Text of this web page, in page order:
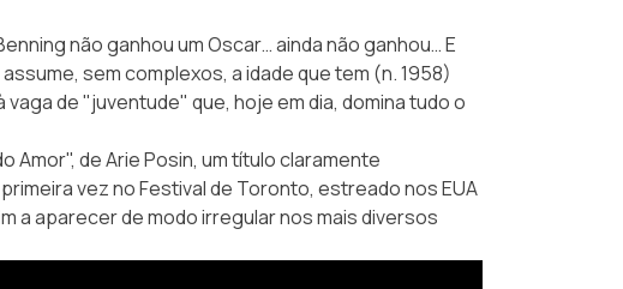
não ganhou um Oscar… ainda não ganhou… E
sem complexos, a idade que tem (n. 1958)
vaga de "juventude" que, hoje em dia, domina tudo o
Amor", de Arie Posin, um título claramente
vez no Festival de Toronto, estreado nos EUA
a aparecer de modo irregular nos mais diversos